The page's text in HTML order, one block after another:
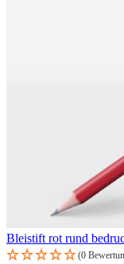
Bleistift rot rund
(0